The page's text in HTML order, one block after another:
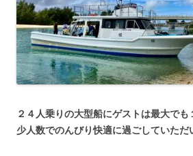
２４人乗りの大型船にゲストは最大でも
少人数でのんびり快適に過ごしていただ